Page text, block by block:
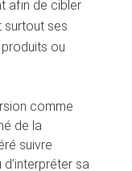
afin de cibler
surtout ses
ou
comme
de la
suivre
sa